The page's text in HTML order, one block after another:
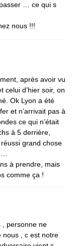
… ce qui s
nous !!!
après avoir vu
celui d’hier soir, on
Ok Lyon a été
et n’arrivait pas à
ce qui n’était
à 5 derrière,
grand chose
à prendre, mais
comme ça !
, personne ne
nous , c est notre